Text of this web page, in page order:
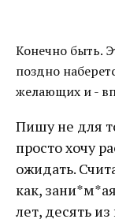
Конечно быть.
поздно
желающих и -
Пишу не для
просто хочу
ожидать.
как,
лет, десять